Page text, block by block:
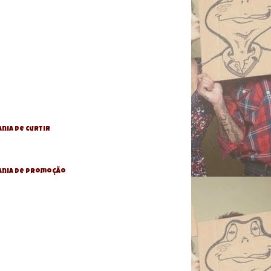
de Curtir
De Promoção